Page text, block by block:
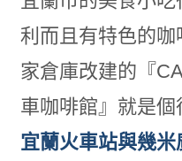
利而且有特色的
家倉庫改建的『
車咖啡館』就是
宜蘭火車站與幾米